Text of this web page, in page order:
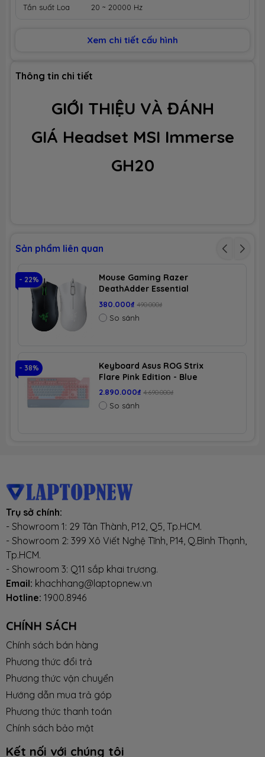
Tần suất Loa 20 ~ 20000 Hz
Độ nhạy cảm : -40 dB
Xem chi tiết cấu hình
Thông tin chi tiết
GIỚI THIỆU VÀ ĐÁNH
GIÁ Headset MSI Immerse
GH20
Sản phẩm liên quan
- 22%
Mouse Gaming Razer
DeathAdder Essential
380.000₫ 490.000₫
So sánh
- 38%
Keyboard Asus ROG Strix
Flare Pink Edition - Blue
Switch
2.890.000₫ 4.690.000₫
So sánh
Trụ sở chính:
- Showroom 1: 29 Tân Thành, P12, Q5, Tp.HCM.
- Showroom 2: 399 Xô Viết Nghệ Tĩnh, P14, Q.Bình Thạnh,
Tp.HCM.
- Showroom 3: Q11 sắp khai trương.
Email: khachhang@laptopnew.vn
Hotline: 1900.8946
CHÍNH SÁCH
Chính sách bán hàng
Phương thức đổi trả
Phương thức vận chuyển
Hướng dẫn mua trả góp
Phương thức thanh toán
Chính sách bảo mật
Kết nối với chúng tôi